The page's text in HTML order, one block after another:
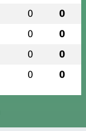
0 0
0 0
0 0
0 0